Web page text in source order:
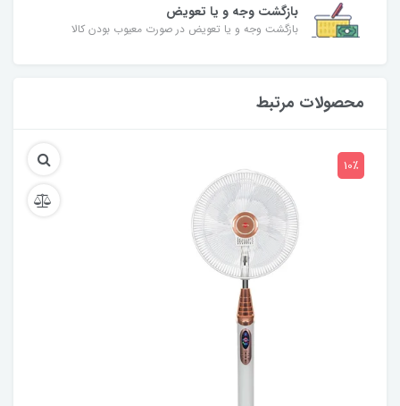
بازگشت وجه و یا تعویض
بازگشت وجه و یا تعویض در صورت معیوب بودن کالا
محصولات مرتبط
10٪